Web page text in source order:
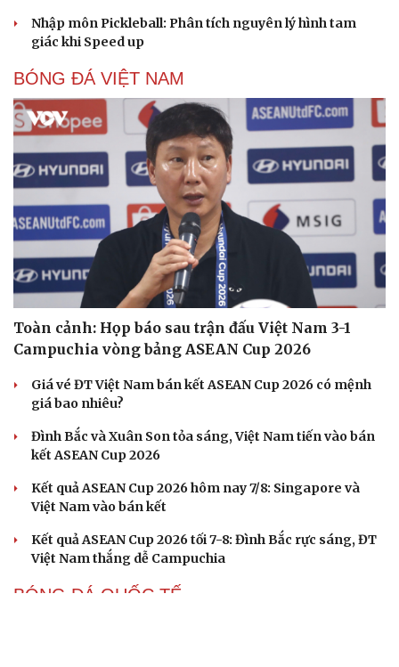
Nhập môn Pickleball: Phân tích nguyên lý hình tam
giác khi Speed up
BÓNG ĐÁ VIỆT NAM
Toàn cảnh: Họp báo sau trận đấu Việt Nam 3-1
Campuchia vòng bảng ASEAN Cup 2026
Giá vé ĐT Việt Nam bán kết ASEAN Cup 2026 có mệnh
giá bao nhiêu?
Đình Bắc và Xuân Son tỏa sáng, Việt Nam tiến vào bán
kết ASEAN Cup 2026
Kết quả ASEAN Cup 2026 hôm nay 7/8: Singapore và
Việt Nam vào bán kết
Kết quả ASEAN Cup 2026 tối 7-8: Đình Bắc rực sáng, ĐT
Việt Nam thắng dễ Campuchia
BÓNG ĐÁ QUỐC TẾ